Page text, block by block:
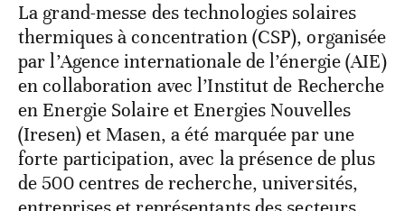
La grand-messe des technologies solaires
thermiques à concentration (CSP), organisée
par l’Agence internationale de l’énergie (AIE)
en collaboration avec l’Institut de Recherche
en Energie Solaire et Energies Nouvelles
(Iresen) et Masen, a été marquée par une
forte participation, avec la présence de plus
de 500 centres de recherche, universités,